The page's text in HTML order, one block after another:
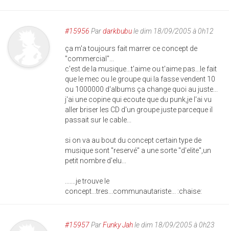
#15956 Pardarkbubule dim 18/09/2005 à 0h12
ça m'a toujours fait marrer ce concept de
"commercial"...
c'est de la musique...t'aime ou t'aime pas...le fait
que le mec ou le groupe qui la fasse vendent 10
ou 1000000 d'albums ça change quoi au juste...
j'ai une copine qui ecoute que du punk,je l'ai vu
aller briser les CD d'un groupe juste parceque il
passait sur le cable...
si on va au bout du concept certain type de
musique sont "reservé" a une sorte "d'elite",un
petit nombre d'elu...
.......je trouve le
concept...tres...communautariste... :chaise:
#15957ParFunky Jahle dim 18/09/2005 à 0h23